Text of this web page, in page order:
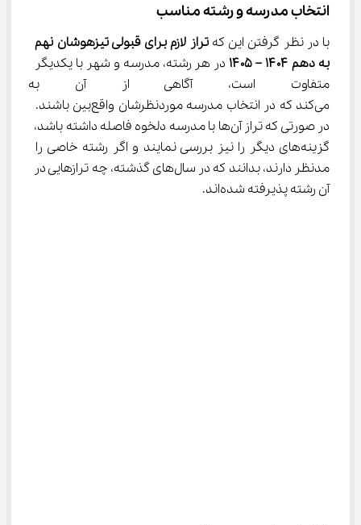
انتخاب مدرسه و رشته مناسب
با در نظر گرفتن این که تراز لازم برای قبولی تیزهوشان نهم
به دهم ۱۴۰۴ – ۱۴۰۵
در هر رشته، مدرسه و شهر با یکدیگر
متفاوت است، آگاهی از آن به
می‌کند که در انتخاب مدرسه موردنظرشان واقع‌بین باشند.
در صورتی که تراز آن‌ها با مدرسه دلخوه فاصله داشته باشد،
گزینه‌های دیگر را نیز بررسی نمایند و اگر رشته خاصی را
مدنظر دارند، بدانند که در سال‌های گذشته، چه ترازهایی در
آن رشته‌ پذیرفته شده‌اند.